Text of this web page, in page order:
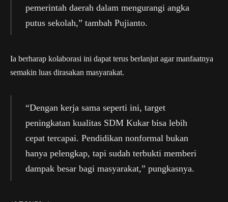
pemerintah daerah dalam mengurangi angka
putus sekolah,” tambah Pujianto.
Ia berharap kolaborasi ini dapat terus berlanjut agar manfaatnya
semakin luas dirasakan masyarakat.
“Dengan kerja sama seperti ini, target
peningkatan kualitas SDM Kukar bisa lebih
cepat tercapai. Pendidikan nonformal bukan
hanya pelengkap, tapi sudah terbukti memberi
dampak besar bagi masyarakat,” pungkasnya.